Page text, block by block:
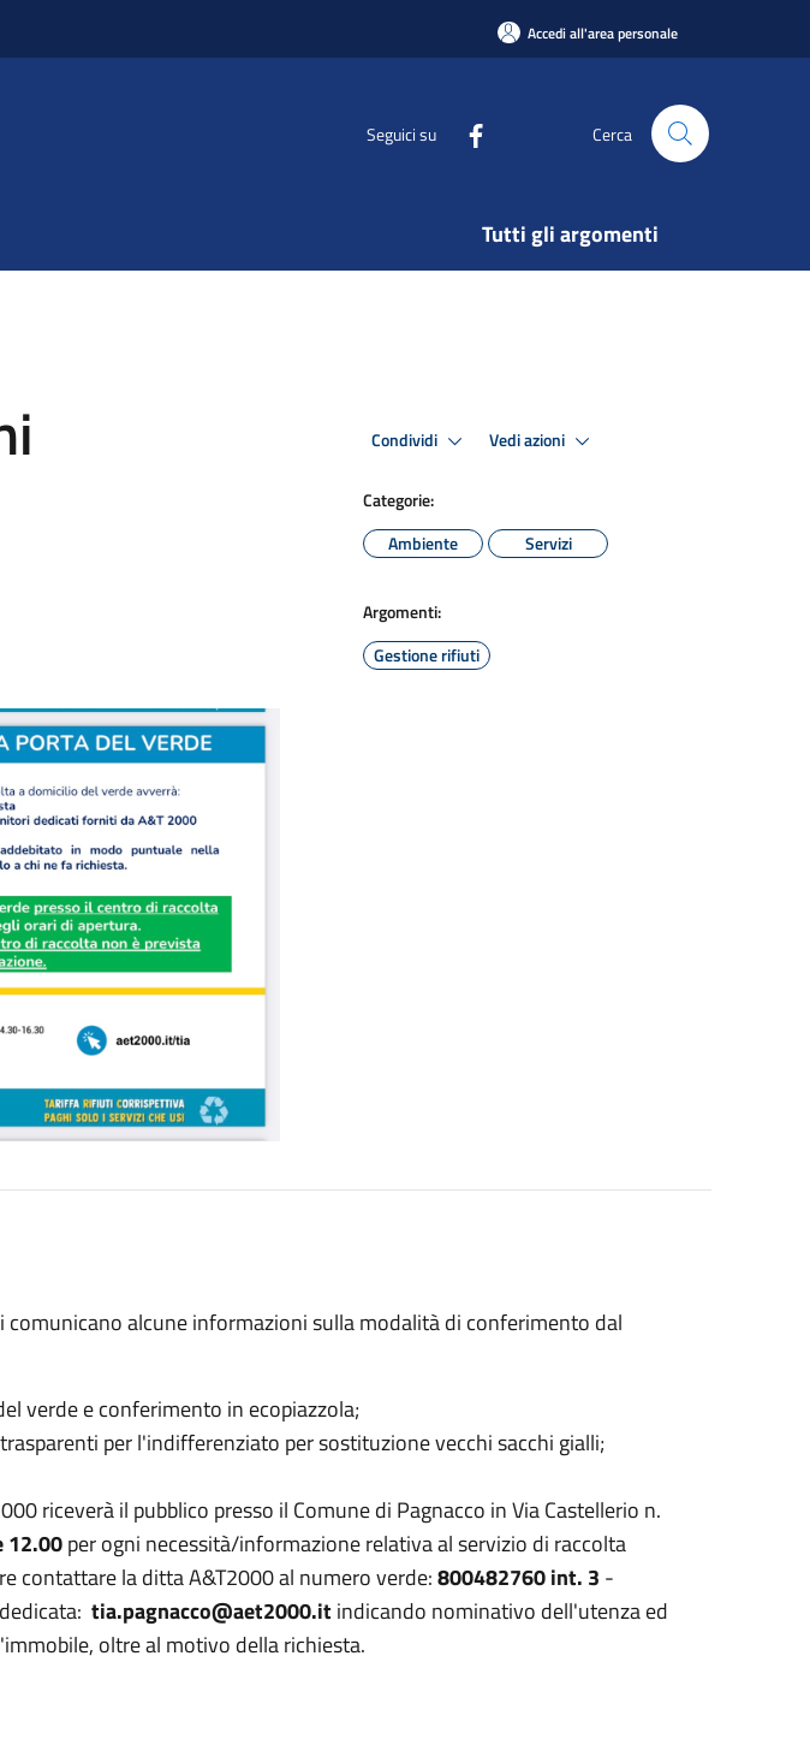
Accedi all'area personale
Seguici su Cerca
Tutti gli argomenti
Condividi Vedi azioni
Categorie:
Ambiente
Servizi
Argomenti:
Gestione rifiuti
comunicano alcune informazioni sulla modalità di conferimento dal
verde e conferimento in ecopiazzola;
per l'indifferenziato per sostituzione vecchi sacchi gialli;
riceverà il pubblico presso il Comune di Pagnacco in Via Castellerio n.
12.00per ogni necessità/informazione relativa al servizio di raccolta
contattare la ditta A&T2000 al numero verde:800482760 int. 3 -
tia.pagnacco@aet2000.itindicando nominativo dell'utenza ed
oltre al motivo della richiesta.